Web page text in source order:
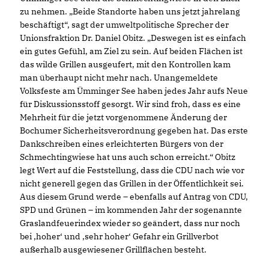
zu nehmen. „Beide Standorte haben uns jetzt jahrelang
beschäftigt“, sagt der umweltpolitische Sprecher der
Unionsfraktion Dr. Daniel Obitz. „Deswegen ist es einfach
ein gutes Gefühl, am Ziel zu sein. Auf beiden Flächen ist
das wilde Grillen ausgeufert, mit den Kontrollen kam
man überhaupt nicht mehr nach. Unangemeldete
Volksfeste am Ümminger See haben jedes Jahr aufs Neue
für Diskussionsstoff gesorgt. Wir sind froh, dass es eine
Mehrheit für die jetzt vorgenommene Änderung der
Bochumer Sicherheitsverordnung gegeben hat. Das erste
Dankschreiben eines erleichterten Bürgers von der
Schmechtingwiese hat uns auch schon erreicht.“ Obitz
legt Wert auf die Feststellung, dass die CDU nach wie vor
nicht generell gegen das Grillen in der Öffentlichkeit sei.
Aus diesem Grund werde – ebenfalls auf Antrag von CDU,
SPD und Grünen – im kommenden Jahr der sogenannte
Graslandfeuerindex wieder so geändert, dass nur noch
bei ‚hoher‘ und ‚sehr hoher‘ Gefahr ein Grillverbot
außerhalb ausgewiesener Grillflächen besteht.